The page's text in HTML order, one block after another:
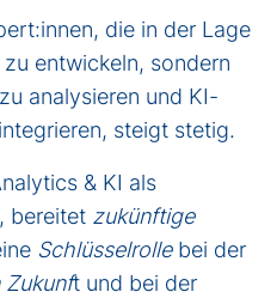
die in der Lage
entwickeln, sondern
analysieren und KI-
steigt stetig.
& KI als
bereitet zukünftige
Schlüsselrolle bei der
Zukunft und bei der